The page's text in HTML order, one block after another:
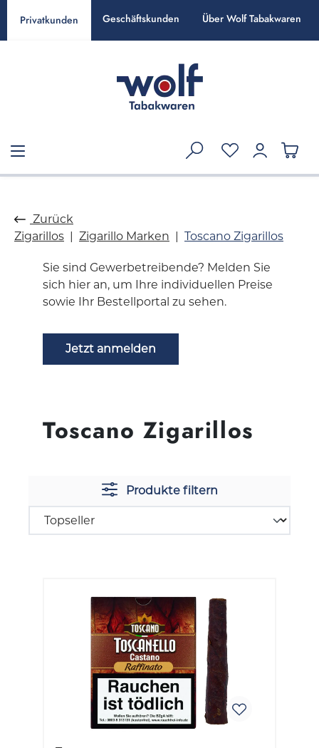
springen
Privatkunden Geschäftskunden Über Wolf Tabakwaren
Zurück
Zigarillos
Zigarillo Marken Toscano Zigarillos
Toscano Zigarillos
Sie sind Gewerbetreibende? Melden Sie
sich hier an, um Ihre individuellen Preise
sowie Ihr Bestellportal zu sehen.
Jetzt anmelden
Produkte filtern